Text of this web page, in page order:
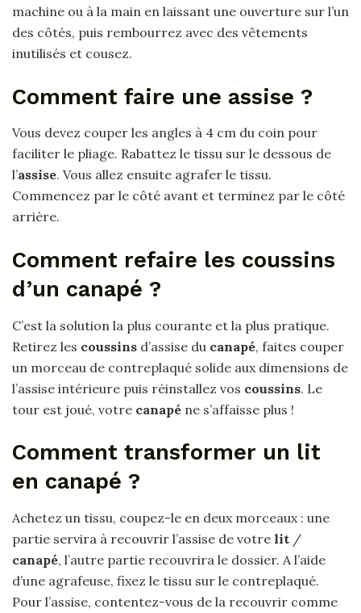
machine ou à la main en laissant une ouverture sur l’un
des côtés, puis rembourrez avec des vêtements
inutilisés et cousez.
Comment faire une assise ?
Vous devez couper les angles à 4 cm du coin pour
faciliter le pliage. Rabattez le tissu sur le dessous de
l’assise. Vous allez ensuite agrafer le tissu.
Commencez par le côté avant et terminez par le côté
arrière.
Comment refaire les coussins
d’un canapé ?
C’est la solution la plus courante et la plus pratique.
Retirez les coussins d’assise du canapé, faites couper
un morceau de contreplaqué solide aux dimensions de
l’assise intérieure puis réinstallez vos coussins. Le
tour est joué, votre canapé ne s’affaisse plus !
Comment transformer un lit
en canapé ?
Achetez un tissu, coupez-le en deux morceaux : une
partie servira à recouvrir l’assise de votre lit /
canapé, l’autre partie recouvrira le dossier. A l’aide
d’une agrafeuse, fixez le tissu sur le contreplaqué.
Pour l’assise, contentez-vous de la recouvrir comme